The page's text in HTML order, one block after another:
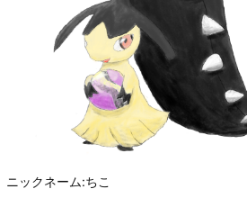
ニックネーム:ちこ